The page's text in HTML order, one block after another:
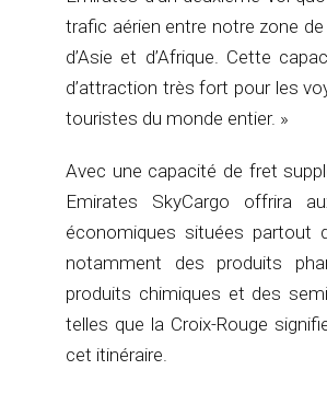
trafic aérien entre notre zone
d’Asie et d’Afrique. Cette
d’attraction très fort pour les
touristes du monde entier. »
Avec une capacité de fret
Emirates SkyCargo offrira
économiques situées partout
notamment des produits
produits chimiques et des
telles que la Croix-Rouge
cet itinéraire.